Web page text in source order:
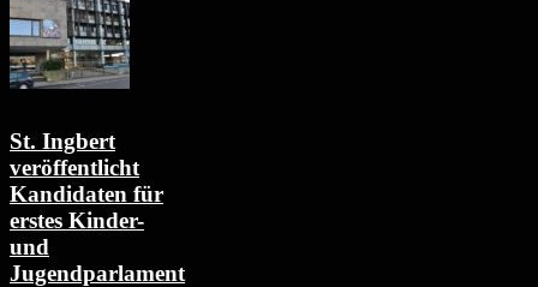
St. Ingbert
veröffentlicht
Kandidaten für
erstes Kinder-
und
Jugendparlament